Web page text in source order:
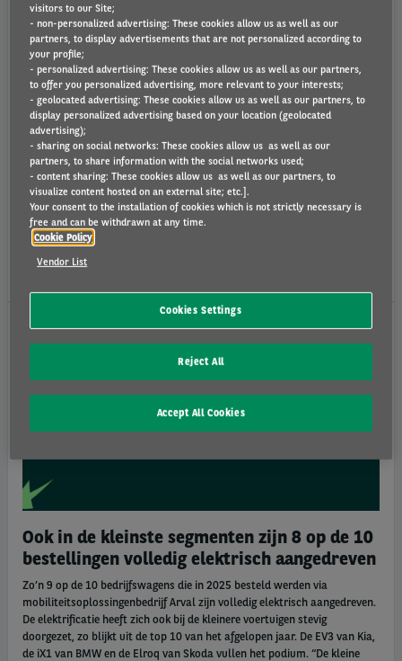
Mobility and Fleet Barometer 2026
Het Arval Mobility Observatory is verheugd de publicatie van de Global
Fleet and Mobility Barometer 2026 aan te kondigen. Deze editie
markeert een cruciale overgang voor wereldwijde wagenparken. Terwijl
elektrificatie, duurzaamheid en operationele efficiëntie kernprioriteiten
blijven, verschuiven bedrijven van expansie naar optimalisatie.
di 21/04/26
ARVAL MOBILITY OBSERVATORY
Ook in de kleinste segmenten zijn 8 op de 10
bestellingen volledig elektrisch aangedreven
Zo’n 9 op de 10 bedrijfswagens die in 2025 besteld werden via
mobiliteitsoplossingenbedrijf Arval zijn volledig elektrisch aangedreven.
De elektrificatie heeft zich ook bij de kleinere voertuigen stevig
doorgezet, zo blijkt uit de top 10 van het afgelopen jaar. De EV3 van Kia,
de iX1 van BMW en de Elroq van Skoda vullen het podium. “De kleine
visitors to our Site;
- non-personalized advertising: These cookies allow us as well as our
partners, to display advertisements that are not personalized according to
your profile;
- personalized advertising: These cookies allow us as well as our partners,
to offer you personalized advertising, more relevant to your interests;
- geolocated advertising: These cookies allow us as well as our partners, to
display personalized advertising based on your location (geolocated
advertising);
- sharing on social networks: These cookies allow us as well as our
partners, to share information with the social networks used;
- content sharing: These cookies allow us as well as our partners, to
visualize content hosted on an external site; etc.].
Your consent to the installation of cookies which is not strictly necessary is
free and can be withdrawn at any time.
Cookie Policy
Vendor List
Cookies Settings
Reject All
Accept All Cookies